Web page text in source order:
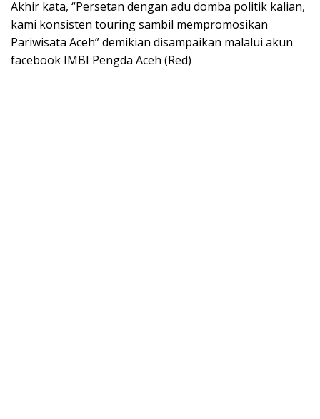
Akhir kata, “Persetan dengan adu domba politik kalian,
kami konsisten touring sambil mempromosikan
Pariwisata Aceh” demikian disampaikan malalui akun
facebook IMBI Pengda Aceh (Red)